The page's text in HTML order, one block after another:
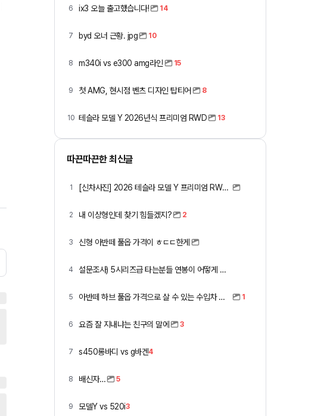
6 ix3 오늘 출고했습니다! 14
7 byd 오너 근황. jpg 10
8 m340i vs e300 amg라인 15
9 첫 AMG, 현시점 벤츠 디자인 탑티어 8
10 테슬라 모델 Y 2026년식 프리미엄 RWD 13
따끈따끈한 최신글
1 [신차사진] 2026 테슬라 모델 Y 프리미엄 RWD (펄 화이트 + 블랙시트)
2 내 이상형인데 찾기 힘들겠지? 2
3 신형 아반떼 풀옵 가격이 ㅎㄷㄷ한게
4 설문조사) 5시리즈급 타는분들 연봉이 어떻게 되세요
5 아반떼 하브 풀옵 가격으로 살 수 있는 수입차 모아봄 1
6 요즘 잘 지내냐는 친구의 말에 3
7 s450롱바디 vs g바겐4
8 배신자… 5
9 모델Y vs 520i3